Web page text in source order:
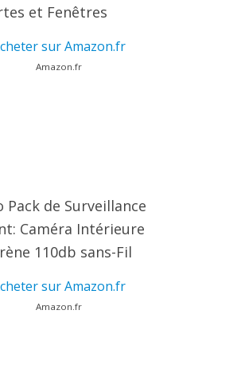
et Fenêtres
sur Amazon.fr
Amazon.fr
Pack de Surveillance
Caméra Intérieure
110db sans-Fil
sur Amazon.fr
Amazon.fr